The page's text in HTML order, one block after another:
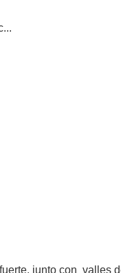
junto con valles